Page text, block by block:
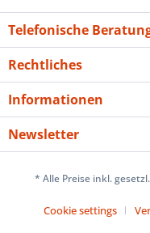
Telefonische
Rechtliches
Informationen
Newsletter
* Alle Preise inkl.
Cookie settings